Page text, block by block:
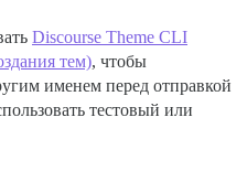
Discourse Theme CLI
тем), чтобы
именем перед отправкой
тестовый или